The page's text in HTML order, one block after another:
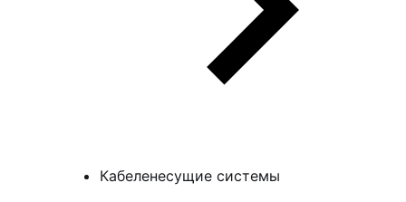
Кабеленесущие системы